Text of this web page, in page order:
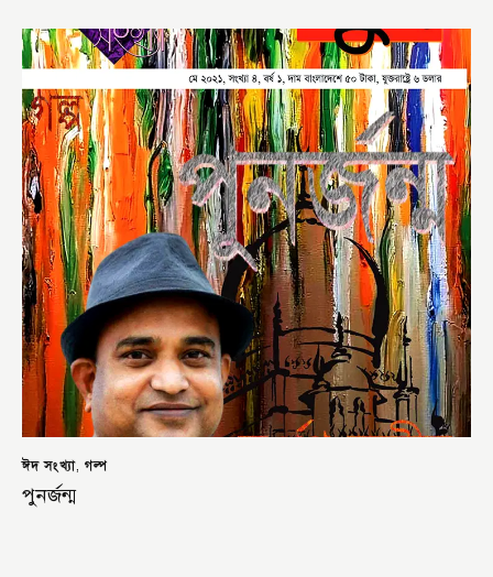
ঈদ সংখ্যা, গল্প
পুনর্জন্ম